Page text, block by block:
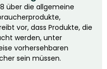
über die allgemeine
vor, dass Produkte, die
werden, unter
vorhersehbaren
sein müssen.